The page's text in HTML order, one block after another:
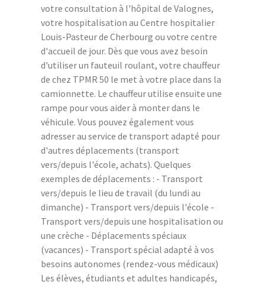
votre consultation à l'hôpital de Valognes,
votre hospitalisation au Centre hospitalier
Louis-Pasteur de Cherbourg ou votre centre
d'accueil de jour. Dès que vous avez besoin
d'utiliser un fauteuil roulant, votre chauffeur
de chez TPMR 50 le met à votre place dans la
camionnette. Le chauffeur utilise ensuite une
rampe pour vous aider à monter dans le
véhicule. Vous pouvez également vous
adresser au service de transport adapté pour
d'autres déplacements (transport
vers/depuis l'école, achats). Quelques
exemples de déplacements : - Transport
vers/depuis le lieu de travail (du lundi au
dimanche) - Transport vers/depuis l'école -
Transport vers/depuis une hospitalisation ou
une crèche - Déplacements spéciaux
(vacances) - Transport spécial adapté à vos
besoins autonomes (rendez-vous médicaux)
Les élèves, étudiants et adultes handicapés,